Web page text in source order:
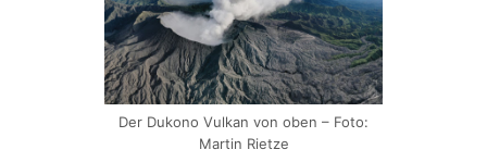
Der Dukono Vulkan von oben – Foto:
Martin Rietze